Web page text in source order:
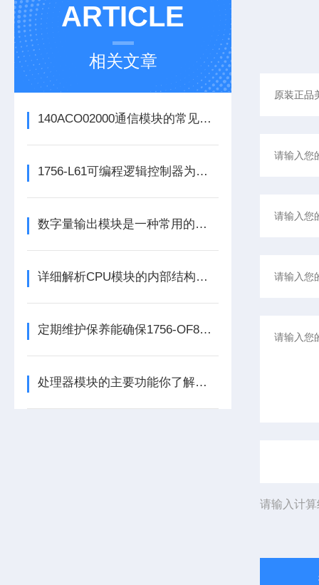
ARTICLE
相关文章
140ACO02000通信模块的常见问题识别与应对方法分享
1756-L61可编程逻辑控制器为各类自动化设备提供稳定可靠的控制支持
数字量输出模块是一种常用的控制器设备
详细解析CPU模块的内部结构及其功能
定期维护保养能确保1756-OF8处理器模块的长期稳定性
处理器模块的主要功能你了解多少呢
请输入计